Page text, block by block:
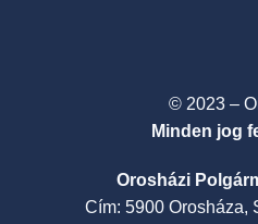
© 2023 –
Minden jog
Orosházi
Cím: 5900 Orosháza,